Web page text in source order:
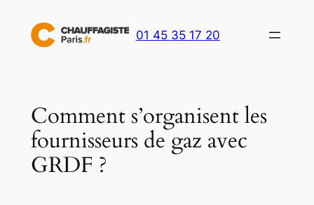
contenu
01 45 35 17 20
Comment s’organisent les
fournisseurs de gaz avec
GRDF ?